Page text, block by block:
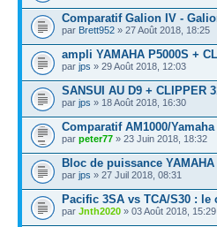
Comparatif Galion IV -
par Brett952 » 27 Août 2018, 18:25
ampli YAMAHA P5000S +
par jps » 29 Août 2018, 12:03
SANSUI AU D9 + CLIPPER
par jps » 18 Août 2018, 16:30
Comparatif AM1000/
par peter77 » 23 Juin 2018, 18:32
Bloc de puissance YAMAHA
par jps » 27 Juil 2018, 08:31
Pacific 3SA vs TCA/S30 : le
par Jnth2020 » 03 Août 2018, 15:29